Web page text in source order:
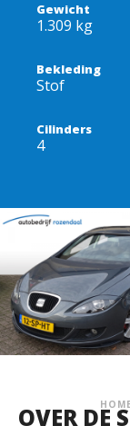
Gewicht
1.309 kg
Bekleding
Stof
Cilinders
4
HOME
OVER DE